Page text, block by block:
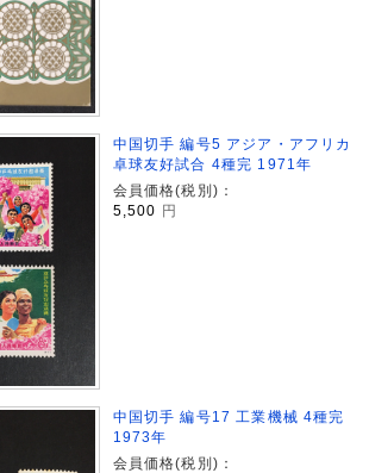
中国切手 編号5 アジア・アフリカ
卓球友好試合 4種完 1971年
会員価格(税別)：
5,500 円
中国切手 編号17 工業機械 4種完
1973年
会員価格(税別)：